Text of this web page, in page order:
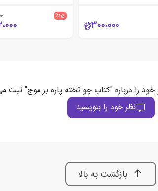
300،000
٪15
خود را درباره "کتاب چو تخته پاره بر موج" ثبت
نظر خود را بنویسید
بازگشت به بالا